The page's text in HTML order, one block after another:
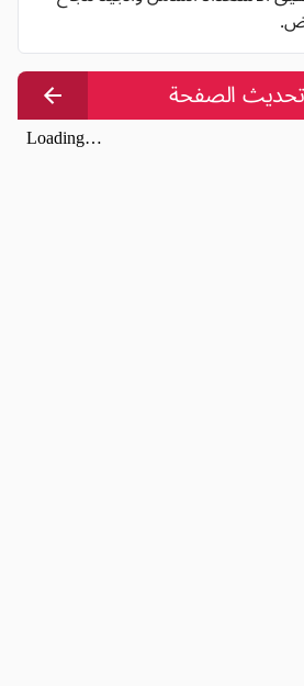
تحديث الصفحة